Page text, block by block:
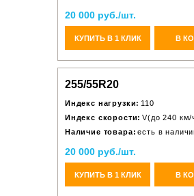
20 000 руб./шт.
КУПИТЬ В 1 КЛИК В
255/55R20
Индекс нагрузки: 110
Индекс скорости: V(до 240 км/
Наличие товара: есть в
20 000 руб./шт.
КУПИТЬ В 1 КЛИК В